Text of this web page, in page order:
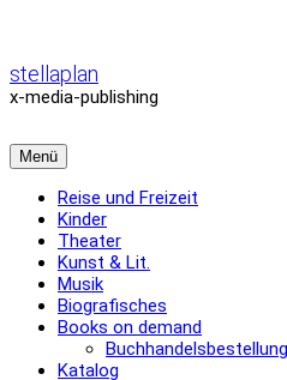
überspringen
stellaplan
x-media-publishing
Menü
Reise und Freizeit
Kinder
Theater
Kunst & Lit.
Musik
Biografisches
Books on demand
Katalog